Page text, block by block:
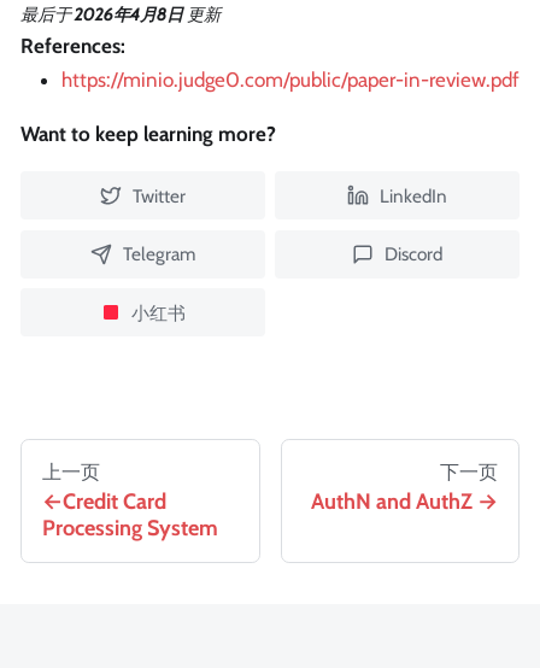
最后于2026年4月8日 更新
References:
https://minio.judge0.com/public/paper-in-review.pdf
Want to keep learning more?
Twitter LinkedIn
Telegram Discord
小红书
上一页
Credit Card
Processing System
下一页
AuthN and AuthZ